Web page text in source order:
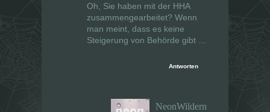
Oh, Sie haben mit der HHA
zusammengearbeitet? Wenn
man meint, dass es keine
Steigerung von Behörde gibt …
Antworten
NeonWildern